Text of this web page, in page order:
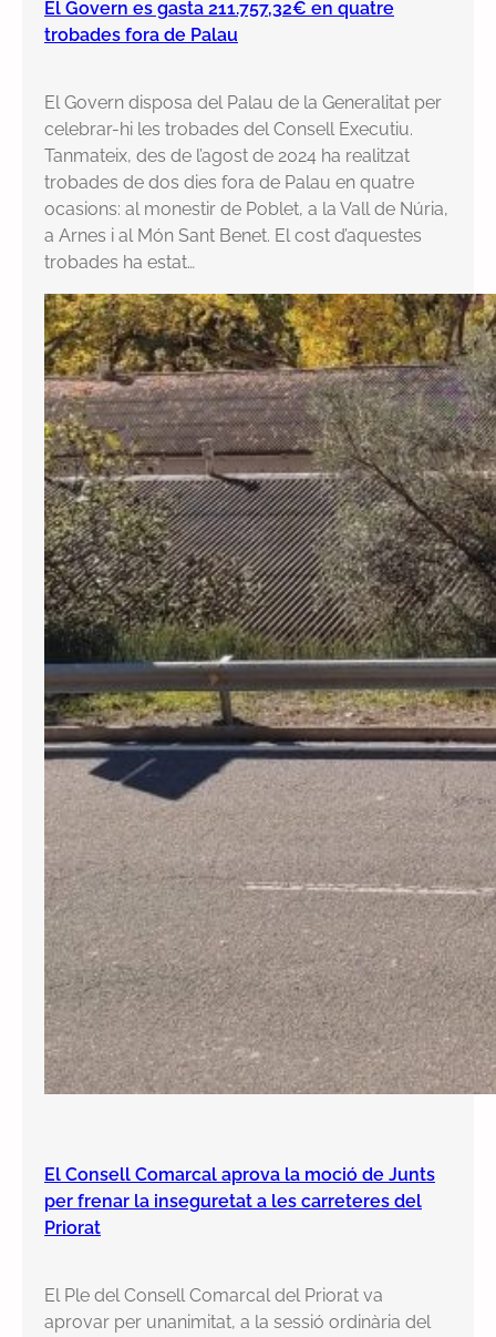
El Govern es gasta 211.757,32€ en quatre
trobades fora de Palau
El Govern disposa del Palau de la Generalitat per
celebrar-hi les trobades del Consell Executiu.
Tanmateix, des de l’agost de 2024 ha realitzat
trobades de dos dies fora de Palau en quatre
ocasions: al monestir de Poblet, a la Vall de Núria,
a Arnes i al Món Sant Benet. El cost d’aquestes
trobades ha estat…
El Consell Comarcal aprova la moció de Junts
per frenar la inseguretat a les carreteres del
Priorat
El Ple del Consell Comarcal del Priorat va
aprovar per unanimitat, a la sessió ordinària del